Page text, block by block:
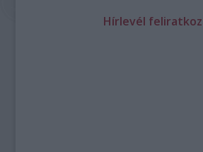
Hírlevél